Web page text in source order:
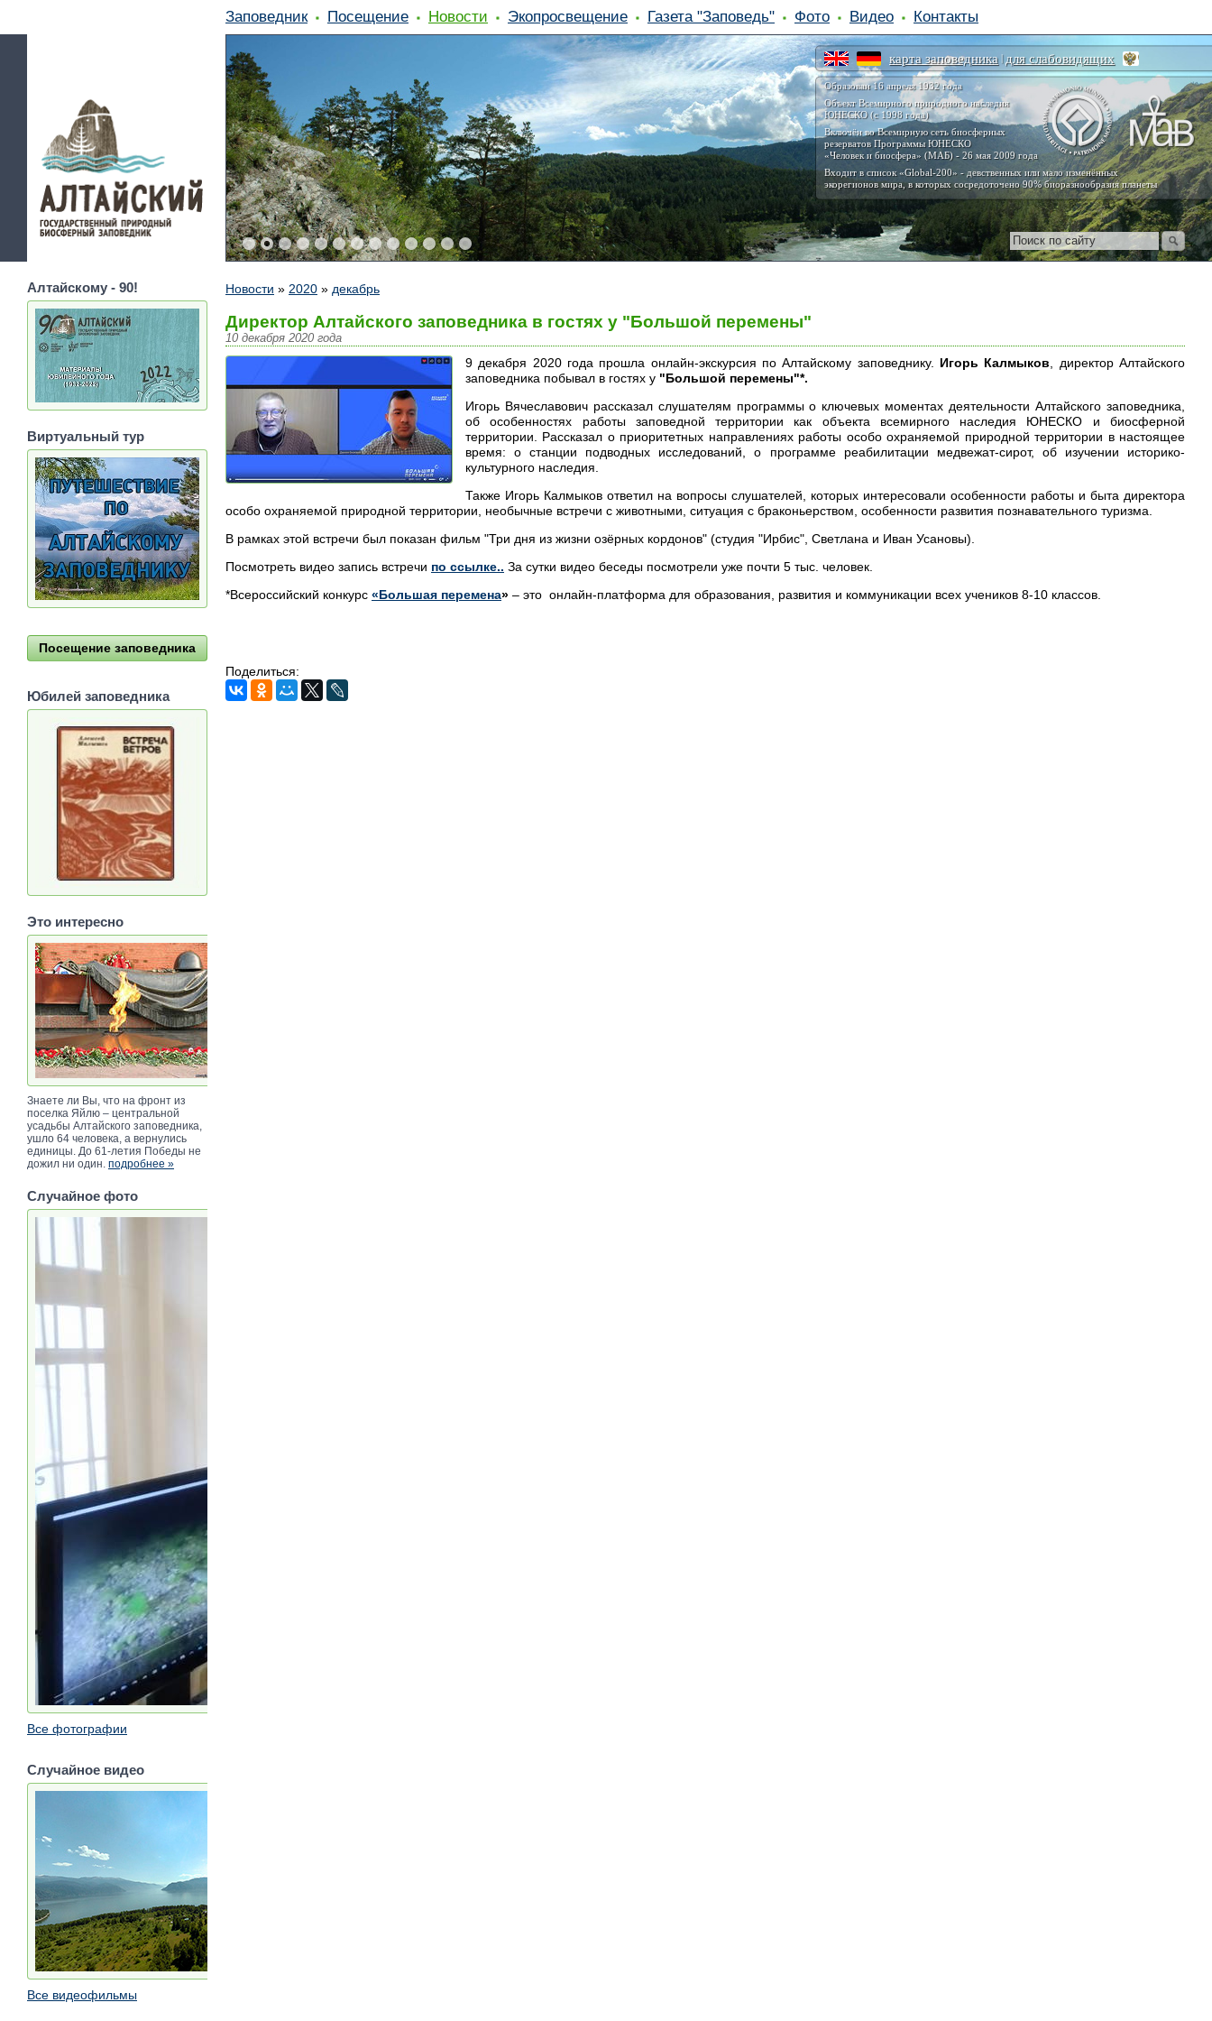
карта заповедника | для слабовидящих
Образован 16 апреля 1932 года
Объект Всемирного природного наследия
ЮНЕСКО (с 1998 года)
Включён во Всемирную сеть биосферных
резерватов Программы ЮНЕСКО
«Человек и биосфера» (МАБ) - 26 мая 2009 года
Входит в список «Global-200» - девственных или мало изменённых
экорегионов мира, в которых сосредоточено 90% биоразнообразия планеты
Заповедник Посещение Новости Экопросвещение Газета "Заповедь" Фото Видео Контакты
Новости » 2020 » декабрь
Директор Алтайского заповедника в гостях у "Большой перемены"
10 декабря 2020 года
9 декабря 2020 года прошла онлайн-экскурсия по Алтайскому заповеднику. Игорь Калмыков , директор Алтайского
заповедника побывал в гостях у "Большой перемены"*.
Игорь Вячеславович рассказал слушателям программы о ключевых моментах деятельности Алтайского заповедника,
об особенностях работы заповедной территории как объекта всемирного наследия ЮНЕСКО и биосферной
территории. Рассказал о приоритетных направлениях работы особо охраняемой природной территории в настоящее
время: о станции подводных исследований, о программе реабилитации медвежат-сирот, об изучении историко-
культурного наследия.
Также Игорь Калмыков ответил на вопросы слушателей, которых интересовали особенности работы и быта директора
особо охраняемой природной территории, необычные встречи с животными, ситуация с браконьерством, особенности развития познавательного туризма.
В рамках этой встречи был показан фильм "Три дня из жизни озёрных кордонов" (студия "Ирбис", Светлана и Иван Усановы).
Посмотреть видео запись встречи по ссылке.. За сутки видео беседы посмотрели уже почти 5 тыс. человек.
*Всероссийский конкурс «Большая перемена» – это онлайн-платформа для образования, развития и коммуникации всех учеников 8-10 классов.
Поделиться:
Алтайскому - 90!
Виртуальный тур
Посещение заповедника
Юбилей заповедника
Это интересно
Знаете ли Вы, что на фронт из
поселка Яйлю – центральной
усадьбы Алтайского заповедника,
ушло 64 человека, а вернулись
единицы. До 61-летия Победы не
дожил ни один. подробнее »
Случайное фото
Все фотографии
Случайное видео
Все видеофильмы